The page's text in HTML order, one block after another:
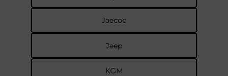
Jaecoo
Jeep
KGM